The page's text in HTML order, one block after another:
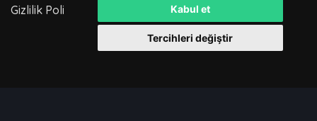
Kabul et
Tercihleri değiştir
Gizlilik Politikası